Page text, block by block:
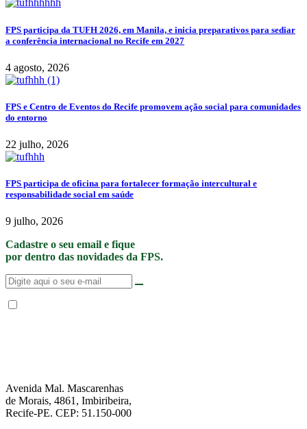
FPS participa da TUFH 2026, em Manila, e inicia preparativos para sediar
a conferência internacional no Recife em 2027
4 agosto, 2026
FPS e Centro de Eventos do Recife promovem ação social para comunidades
do entorno
22 julho, 2026
FPS participa de oficina para fortalecer formação intercultural e
responsabilidade social em saúde
9 julho, 2026
Cadastre o seu email e fique
por dentro das novidades da FPS.
Avenida Mal. Mascarenhas
de Morais, 4861, Imbiribeira,
Recife-PE. CEP: 51.150-000